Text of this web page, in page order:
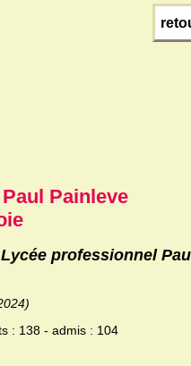
Painleve
professionnel
: 138 - admis : 104